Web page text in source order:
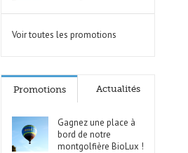
Voir toutes les promotions
Promotions Actualités
Gagnez une place à
bord de notre
montgolfière BioLux !